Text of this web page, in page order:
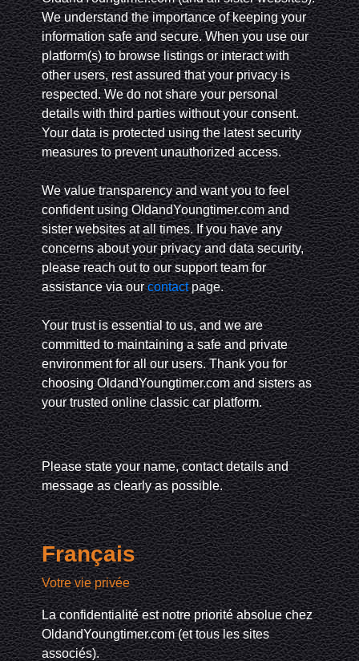
We understand the importance of keeping your
information safe and secure. When you use our
platform(s) to browse listings or interact with
other users, rest assured that your privacy is
respected. We do not share your personal
details with third parties without your consent.
Your data is protected using the latest security
measures to prevent unauthorized access.
We value transparency and want you to feel
confident using OldandYoungtimer.com and
sister websites at all times. If you have any
concerns about your privacy and data security,
please reach out to our support team for
assistance via ourcontact page.
Your trust is essential to us, and we are
committed to maintaining a safe and private
environment for all our users. Thank you for
choosing OldandYoungtimer.com and sisters as
your trusted online classic car platform.
Please state your name, contact details and
message as clearly as possible.
Français
Votre vie privée
La confidentialité est notre priorité absolue chez
OldandYoungtimer.com (et tous les sites
associés).